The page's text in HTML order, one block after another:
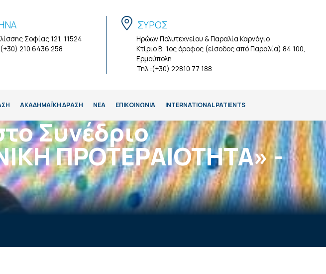
Σοφίας 121, 11524
210 6436 258
ΣΥΡΟΣ
Ηρώων Πολυτεχνείου & Παραλία Καρνάγιο
Κτίριο Β, 1ος όροφος (είσοδος από Παραλία) 84 100,
Ερμούπολη
Τηλ.:(+30) 22810 77 188
ΑΚΑΔΗΜΑΪΚΉ ΔΡΆΣΗ ΝΕΑ ΕΠΙΚΟΙΝΩΝΙΑ INTERNATIONAL PATIENTS
Συνέδριο
ΠΡΟΤΕΡΑΙΟΤΗΤΑ» -